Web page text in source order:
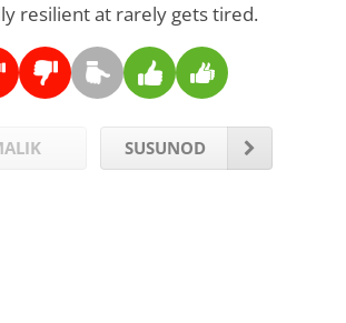
resilient at rarely gets tired.
SUSUNOD